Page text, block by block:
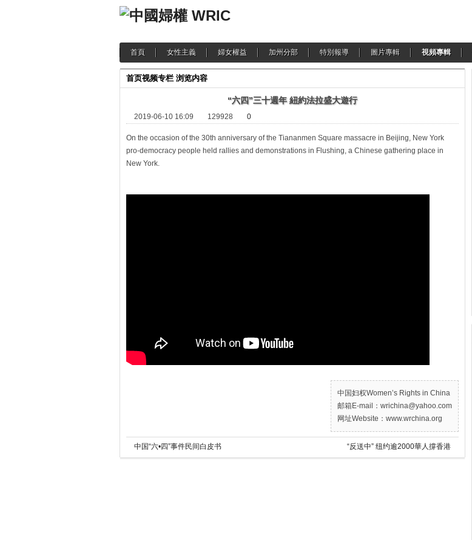
首頁 女性主義 婦女權益 加州分部 特別報導 圖片專輯 視頻專輯
首页视频专栏 浏览内容
“六四”三十週年 紐約法拉盛大遊行
2019-06-10 16:09 129928 0
On the occasion of the 30th anniversary of the Tiananmen Square massacre in Beijing, New York
pro-democracy people held rallies and demonstrations in Flushing, a Chinese gathering place in
New York.
中国妇权Women’s Rights in China
邮箱E-mail：wrichina@yahoo.com
网址Website：www.wrchina.org
中国“六•四”事件民间白皮书 “反送中” 纽约逾2000華人撐香港